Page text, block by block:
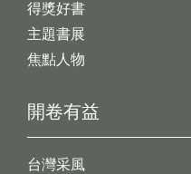
開卷有益
台灣采風
得獎好書
主題書展
焦點人物